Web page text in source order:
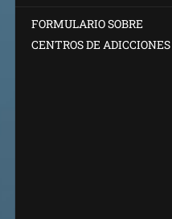
FORMULARIO SOBRE
CENTROS DE ADICCIONES